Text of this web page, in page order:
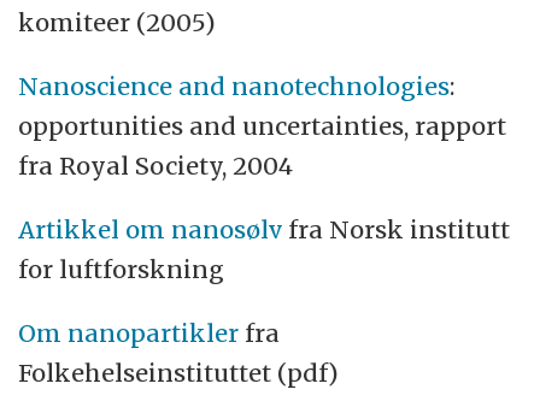
komiteer (2005)
Nanoscience and nanotechnologies:
opportunities and uncertainties, rapport
fra Royal Society, 2004
Artikkel om nanosølv fra Norsk institutt
for luftforskning
Om nanopartikler fra
Folkehelseinstituttet (pdf)